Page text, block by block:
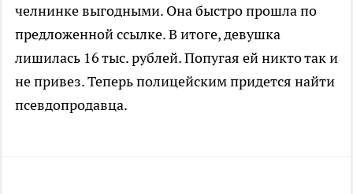
челнинке выгодными. Она быстро прошла по
предложенной ссылке. В итоге, девушка
лишилась 16 тыс. рублей. Попугая ей никто так и
не привез. Теперь полицейским придется найти
псевдопродавца.